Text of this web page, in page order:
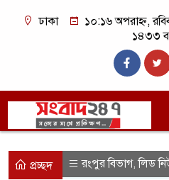
ঢাকা
১০:১৬ অপরাহ্ন,
১৪৩৩
প্রচ্ছদ রংপুর বিভাগ,লিড